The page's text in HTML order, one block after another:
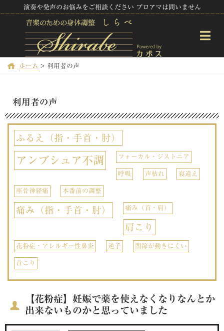
演奏や発声のお悩みをご相談ください プロアマは問いません
ホーム > 利用者の声
利用者の声
ふるえ（指・手首・肘）
アンブシュア不調 フォーカル・ジストニア
呼吸 声枯れ 寝違え
座骨神経痛 本番前の調整
痛み（指・手首・肘） 痛み（首・肩）
肩こり
花粉症・アレルギー性鼻炎 逆子 関節が動きにくい
首こり
【花粉症】妊娠で薬を使えなくなりなんとか
出来ないものかと思っていました